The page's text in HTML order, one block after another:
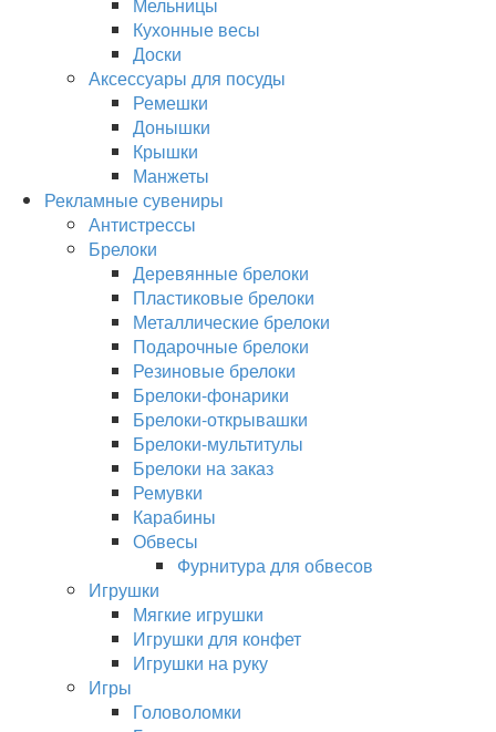
Кухонные весы
Доски
Аксессуары для посуды
Ремешки
Донышки
Крышки
Манжеты
Рекламные сувениры
Антистрессы
Брелоки
Деревянные брелоки
Пластиковые брелоки
Металлические брелоки
Подарочные брелоки
Резиновые брелоки
Брелоки-фонарики
Брелоки-открывашки
Брелоки-мультитулы
Брелоки на заказ
Ремувки
Карабины
Обвесы
Фурнитура для обвесов
Игрушки
Мягкие игрушки
Игрушки для конфет
Игрушки на руку
Игры
Головоломки